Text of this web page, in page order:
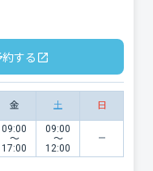
約する
金 土 日
09:00
〜
17:00
09:00
〜
12:00